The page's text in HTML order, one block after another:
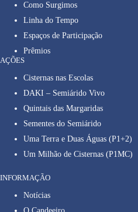
Como Surgimos
Linha do Tempo
Espaços de Participação
Prêmios
AÇÕES
Cisternas nas Escolas
DAKI – Semiárido Vivo
Quintais das Margaridas
Sementes do Semiárido
Uma Terra e Duas Águas (P1+2)
Um Milhão de Cisternas (P1MC)
INFORMAÇÃO
Notícias